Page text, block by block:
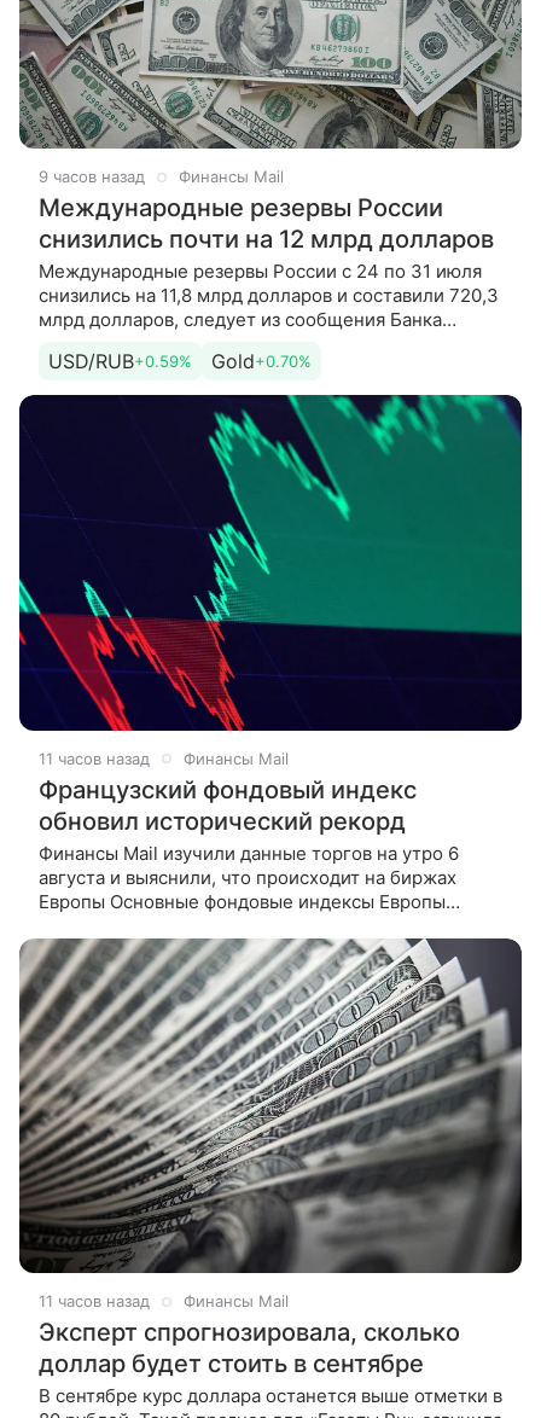
9 часов назад Финансы Mail
Международные резервы России
снизились почти на 12 млрд долларов
Международные резервы России с 24 по 31 июля
снизились на 11,8 млрд долларов и составили 720,3
млрд долларов, следует из сообщения Банка
на конец дня 31 июля
USD/RUB+0.59% Gold+0.70%
11 часов назад Финансы Mail
Французский фондовый индекс
обновил исторический рекорд
Финансы Mail изучили данные торгов на утро 6
августа и выяснили, что происходит на биржах
Европы Основные фондовые индексы Европы
CAC 40 обновил
11 часов назад Финансы Mail
Эксперт спрогнозировала, сколько
доллар будет стоить в сентябре
В сентябре курс доллара останется выше отметки в